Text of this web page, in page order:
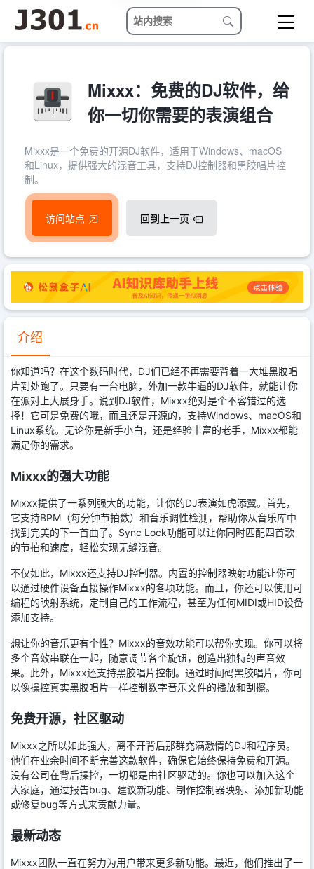
Mixxx：免费的DJ软件，给
你一切你需要的表演组合
Mixxx是一个免费的开源DJ软件，适用于Windows、macOS
和Linux，提供强大的混音工具，支持DJ控制器和黑胶唱片控
制。
访问站点 回到上一页
介绍
你知道吗？在这个数码时代，DJ们已经不再需要背着一大堆黑胶唱
片到处跑了。只要有一台电脑，外加一款牛逼的DJ软件，就能让你
在派对上大展身手。说到DJ软件，Mixxx绝对是个不容错过的选
择！它可是免费的哦，而且还是开源的，支持Windows、macOS和
Linux系统。无论你是新手小白，还是经验丰富的老手，Mixxx都能
满足你的需求。
Mixxx的强大功能
Mixxx提供了一系列强大的功能，让你的DJ表演如虎添翼。首先，
它支持BPM（每分钟节拍数）和音乐调性检测，帮助你从音乐库中
找到完美的下一首曲子。Sync Lock功能可以让你同时匹配四首歌
的节拍和速度，轻松实现无缝混音。
不仅如此，Mixxx还支持DJ控制器。内置的控制器映射功能让你可
以通过硬件设备直接操作Mixxx的各项功能。而且，你还可以使用可
编程的映射系统，定制自己的工作流程，甚至为任何MIDI或HID设备
添加支持。
想让你的音乐更有个性？Mixxx的音效功能可以帮你实现。你可以将
多个音效串联在一起，随意调节各个旋钮，创造出独特的声音效
果。此外，Mixxx还支持黑胶唱片控制。通过时间码黑胶唱片，你可
以像操控真实黑胶唱片一样控制数字音乐文件的播放和刮擦。
免费开源，社区驱动
Mixxx之所以如此强大，离不开背后那群充满激情的DJ和程序员。
他们在业余时间不断完善这款软件，确保它始终保持免费和开源。
没有公司在背后操控，一切都是由社区驱动的。你也可以加入这个
大家庭，通过报告bug、建议新功能、制作控制器映射、添加新功能
或修复bug等方式来贡献力量。
最新动态
Mixxx团队一直在努力为用户带来更多新功能。最近，他们推出了一